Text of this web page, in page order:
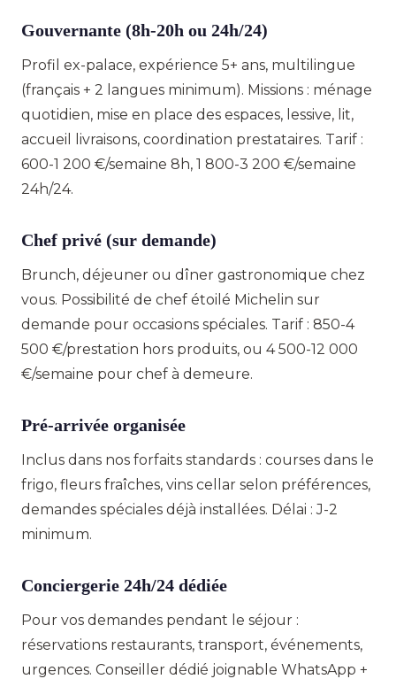
Gouvernante (8h-20h ou 24h/24)
Profil ex-palace, expérience 5+ ans, multilingue
(français + 2 langues minimum). Missions : ménage
quotidien, mise en place des espaces, lessive, lit,
accueil livraisons, coordination prestataires. Tarif :
600-1 200 €/semaine 8h, 1 800-3 200 €/semaine
24h/24.
Chef privé (sur demande)
Brunch, déjeuner ou dîner gastronomique chez
vous. Possibilité de chef étoilé Michelin sur
demande pour occasions spéciales. Tarif : 850-4
500 €/prestation hors produits, ou 4 500-12 000
€/semaine pour chef à demeure.
Pré-arrivée organisée
Inclus dans nos forfaits standards : courses dans le
frigo, fleurs fraîches, vins cellar selon préférences,
demandes spéciales déjà installées. Délai : J-2
minimum.
Conciergerie 24h/24 dédiée
Pour vos demandes pendant le séjour :
réservations restaurants, transport, événements,
urgences. Conseiller dédié joignable WhatsApp +